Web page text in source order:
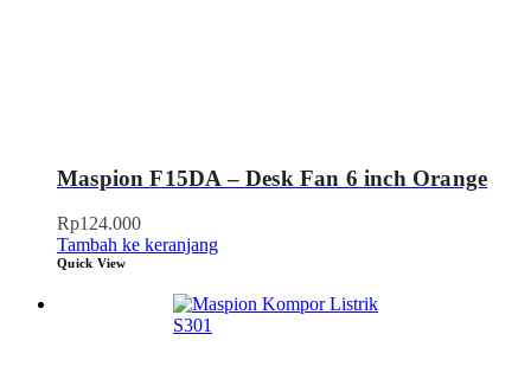
Maspion F15DA – Desk Fan 6 inch Orange
Rp124.000
Tambah ke keranjang
Quick View